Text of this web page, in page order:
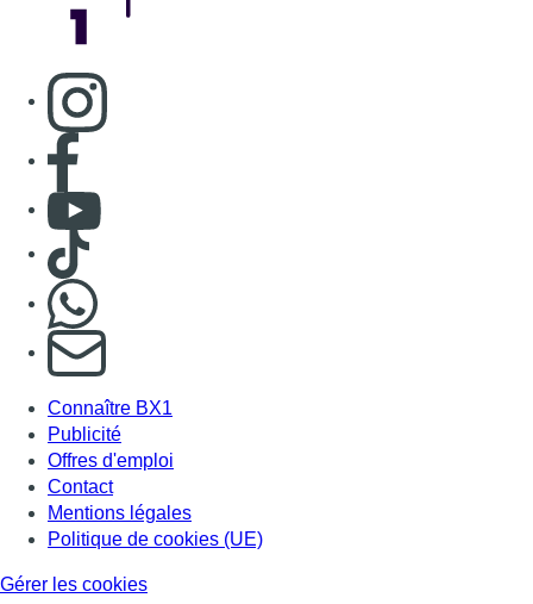
Consulter page Instagram
Consulter page Facebook
Consulter Youtube
Consulter TikTok
S'abonner à notre newsletter
Connaître BX1
Publicité
Offres d'emploi
Contact
Mentions légales
Politique de cookies (UE)
Gérer les cookies